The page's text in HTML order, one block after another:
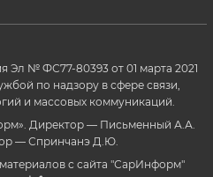
Эл № ФС77-80393 от 01 марта 2021
по надзору в сфере связи,
и массовых коммуникаций.
Директор — Письменный А.А.
— Спринчанэ Д.Ю.
с сайта "СарИнформ"